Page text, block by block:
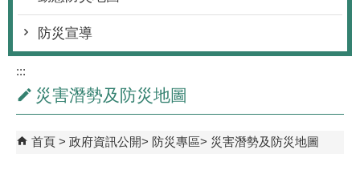
防災宣導
:::
災害潛勢及防災地圖
首頁 政府資訊公開 防災專區 災害潛勢及防災地圖